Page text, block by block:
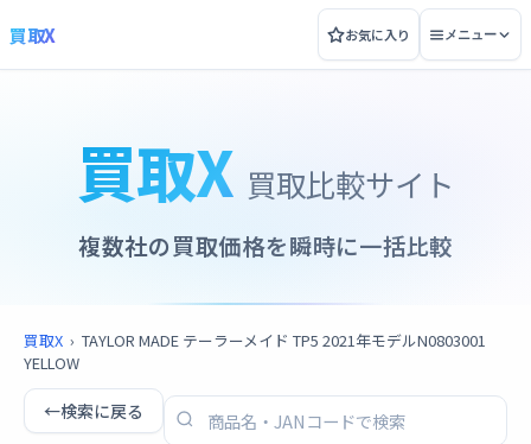
買取X お気に入り メニュー
買取X 買取比較サイト
複数社の買取価格を瞬時に一括比較
買取X › TAYLOR MADE テーラーメイド TP5 2021年モデルN0803001
YELLOW
←検索に戻る